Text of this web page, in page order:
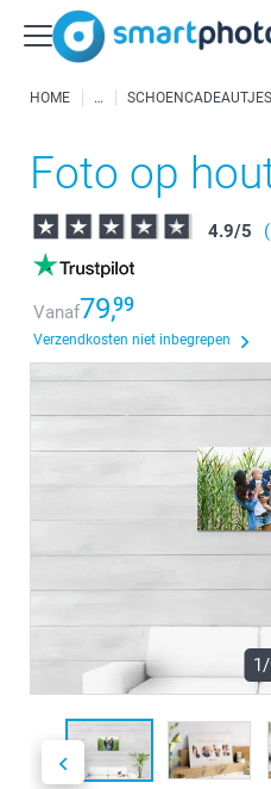
HOME SCHOENCADEAUTJES
Foto op
4.9/5
Vanaf79,99
Verzendkosten niet inbegrepen